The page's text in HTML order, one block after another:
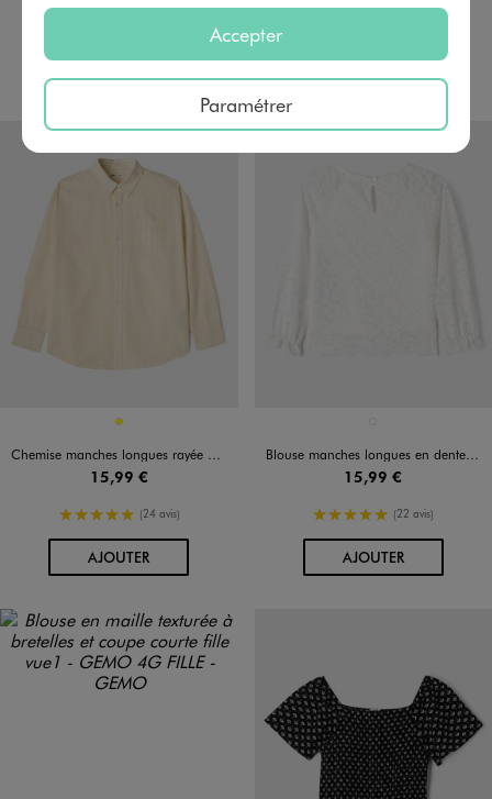
Disponible en 1 coloris
JAUNE
Chemise manches longues rayée en coton fille
15,99 €
5/5 de moyenne
(24 avis)
AJOUTERAU PANIER
Blouse manches longues en dentelle fille
15,99 €
5/5 de moyenne
(22 avis)
AJOUTERAU PANIER
Accepter
Paramétrer